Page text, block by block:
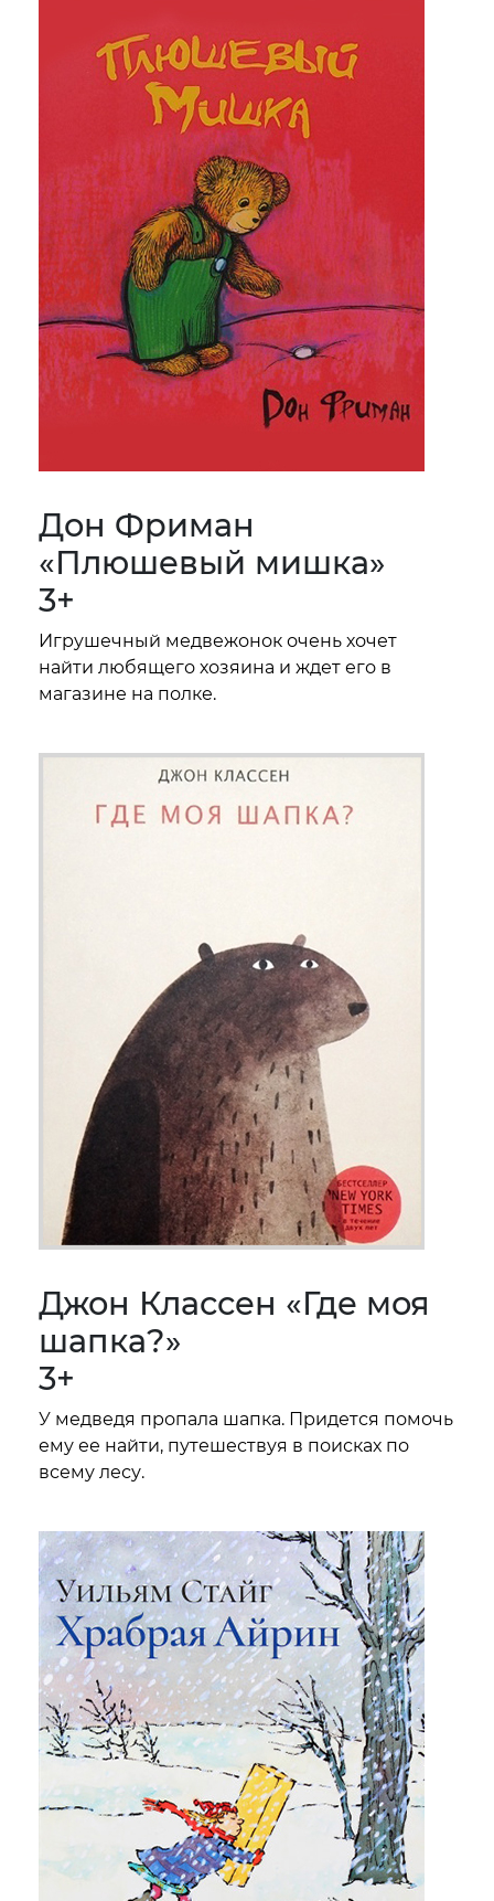
Дон Фриман
«Плюшевый мишка»
3+
Игрушечный медвежонок очень хочет
найти любящего хозяина и ждет его в
магазине на полке.
Джон Классен «Где моя
шапка?»
3+
У медведя пропала шапка. Придется помочь
ему ее найти, путешествуя в поисках по
всему лесу.